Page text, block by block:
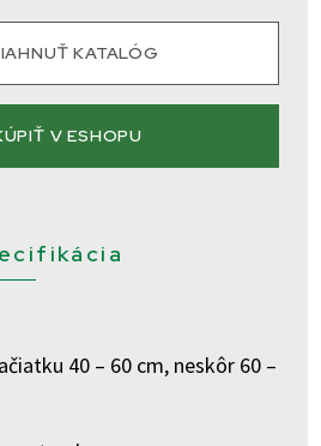
KATALÓG
V ESHOPU
40 – 60 cm, neskôr 60 –